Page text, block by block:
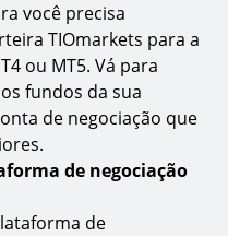
você precisa
TIOmarkets para a
ou MT5. Vá para
fundos da sua
de negociação que
de negociação
de